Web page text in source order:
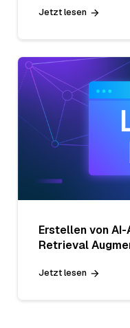
Jetzt lesen
Erstellen von
Retrieval
Jetzt lesen